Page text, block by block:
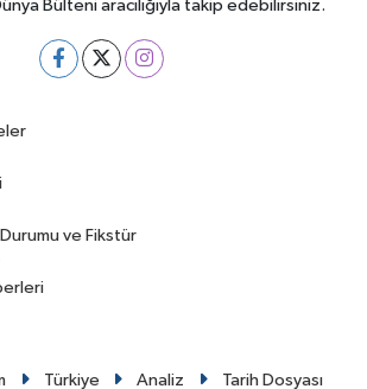
Bülteni aracılığıyla takip edebilirsiniz.
ve Fikstür
Türkiye Analiz Tarih Dosyası